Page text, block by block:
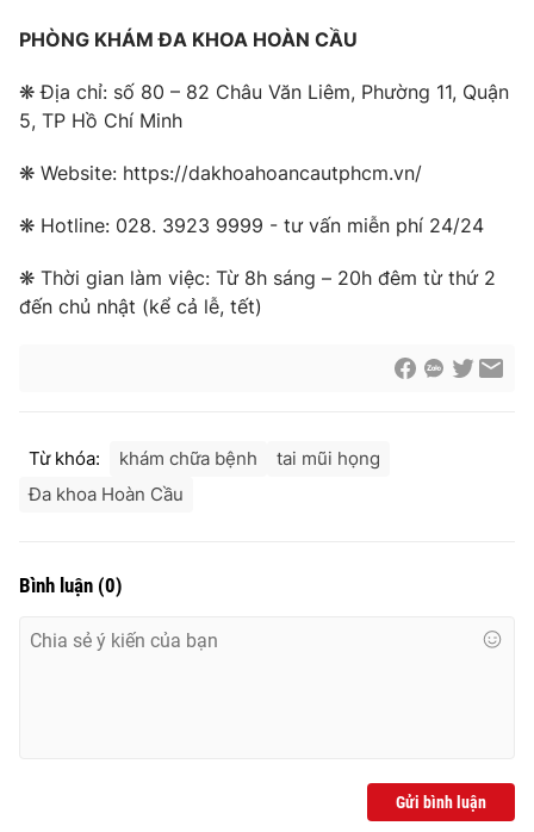
PHÒNG KHÁM ĐA KHOA HOÀN CẦU
❋ Địa chỉ: số 80 – 82 Châu Văn Liêm, Phường 11, Quận
5, TP Hồ Chí Minh
❋ Website: https://dakhoahoancautphcm.vn/
❋ Hotline: 028. 3923 9999 - tư vấn miễn phí 24/24
❋ Thời gian làm việc: Từ 8h sáng – 20h đêm từ thứ 2
đến chủ nhật (kể cả lễ, tết)
Từ khóa: khám chữa bệnh
tai mũi họng
Đa khoa Hoàn Cầu
Bình luận (0)
Gửi bình luận